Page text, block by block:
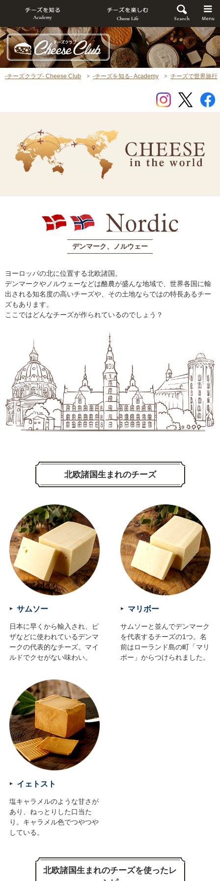
-チーズクラブ- Cheese Club -チーズを知る- Academy チーズで世界旅行
デンマーク、ノルウェー
ヨーロッパの北に位置する北欧諸国。
デンマークやノルウェーなどは酪農が盛んな地域で、世界各国に輸
出される知名度の高いチーズや、その土地ならではの特長あるチー
ズもあります。
ここではどんなチーズが作られているのでしょう？
北欧諸国生まれのチーズ
サムソー
日本に早くから輸入され、ピ
ザなどに使われているデンマ
ークの代表的なチーズ。マイ
ルドでクセがない味わい。
マリボー
サムソーと並んでデンマーク
を代表するチーズの1つ。名
前はローランド島の町「マリ
ボー」からつけられました。
イェトスト
塩キャラメルのような甘さが
あり、ねっとりした口当た
り。キャラメル色でつやつや
している。
北欧諸国生まれのチーズを使ったレ